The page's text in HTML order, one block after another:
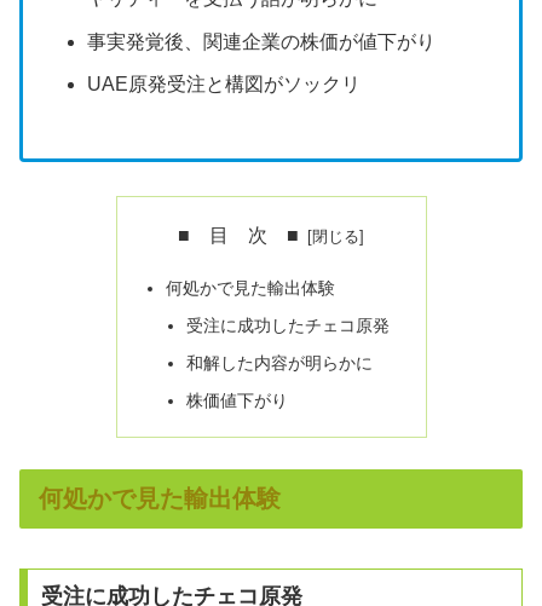
事実発覚後、関連企業の株価が値下がり
UAE原発受注と構図がソックリ
■ 目 次 ■
何処かで見た輸出体験
受注に成功したチェコ原発
和解した内容が明らかに
株価値下がり
何処かで見た輸出体験
受注に成功したチェコ原発